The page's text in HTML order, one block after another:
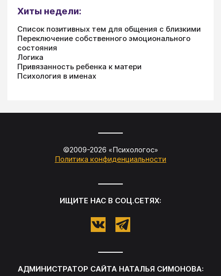
Хиты недели:
Список позитивных тем для общения с близкими
Переключение собственного эмоционального
состояния
Логика
Привязанность ребенка к матери
Психология в именах
©2009-2026 «Психологос»
Политика конфиденциальности
ИЩИТЕ НАС В СОЦ.СЕТЯХ:
АДМИНИСТРАТОР САЙТА НАТАЛЬЯ СИМОНОВА: